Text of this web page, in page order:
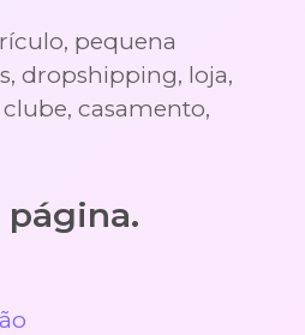
pequena
dropshipping, loja,
casamento,